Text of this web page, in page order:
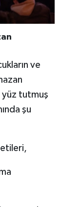
ve
yüz tutmuş
şu